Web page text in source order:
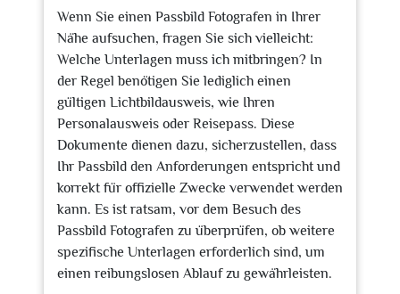
Wenn Sie einen Passbild Fotografen in Ihrer
Nähe aufsuchen, fragen Sie sich vielleicht:
Welche Unterlagen muss ich mitbringen? In
der Regel benötigen Sie lediglich einen
gültigen Lichtbildausweis, wie Ihren
Personalausweis oder Reisepass. Diese
Dokumente dienen dazu, sicherzustellen, dass
Ihr Passbild den Anforderungen entspricht und
korrekt für offizielle Zwecke verwendet werden
kann. Es ist ratsam, vor dem Besuch des
Passbild Fotografen zu überprüfen, ob weitere
spezifische Unterlagen erforderlich sind, um
einen reibungslosen Ablauf zu gewährleisten.